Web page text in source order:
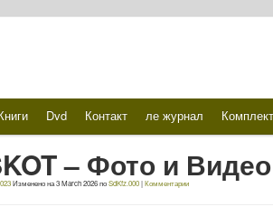
Dvd Контакт ле журнал
– Фото и Видео
Изменено на3 March 2026поSdKfz.000|Комментарии